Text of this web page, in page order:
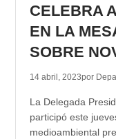
CELEBRA
EN LA
SOBRE
14 abril, 2023por
La Delegada
participó este
medioambiental